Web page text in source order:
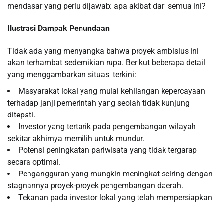
mendasar yang perlu dijawab: apa akibat dari semua ini?
Ilustrasi Dampak Penundaan
Tidak ada yang menyangka bahwa proyek ambisius ini
akan terhambat sedemikian rupa. Berikut beberapa detail
yang menggambarkan situasi terkini:
Masyarakat lokal yang mulai kehilangan kepercayaan
terhadap janji pemerintah yang seolah tidak kunjung
ditepati.
Investor yang tertarik pada pengembangan wilayah
sekitar akhirnya memilih untuk mundur.
Potensi peningkatan pariwisata yang tidak tergarap
secara optimal.
Pengangguran yang mungkin meningkat seiring dengan
stagnannya proyek-proyek pengembangan daerah.
Tekanan pada investor lokal yang telah mempersiapkan